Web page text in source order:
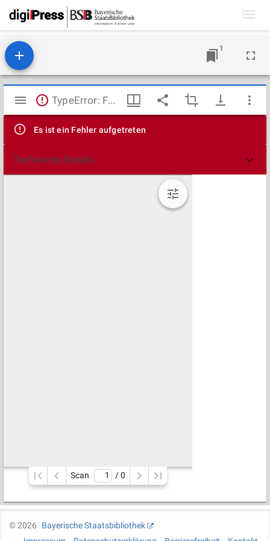
1
Mirador
Viewer
TypeError: Failed to fetch
Es ist ein Fehler aufgetreten
Technische Details
Scan / 0
©2026
Bayerische Staatsbibliothek